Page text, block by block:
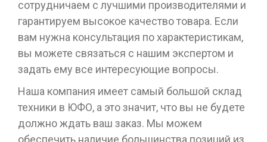
сотрудничаем с лучшими производителями и
гарантируем высокое качество товара. Если
вам нужна консультация по характеристикам,
вы можете связаться с нашим экспертом и
задать ему все интересующие вопросы.
Наша компания имеет самый большой склад
техники в ЮФО, а это значит, что вы не будете
должно ждать ваш заказ. Мы можем
обеспечить наличие большинства позиций из